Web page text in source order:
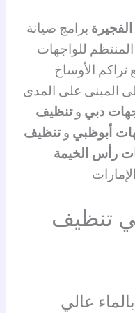
برامج صيانة
للواجهات
الأوساخ
المبنى على المدى
دبي وتنظيف
أبوظبي وتنظيف
رأس الخيمة
في تنظيف
عالي